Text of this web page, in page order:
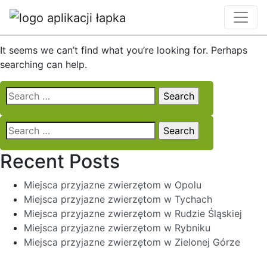
Nothing Found
It seems we can’t find what you’re looking for. Perhaps
searching can help.
Search
for:
Search
for:
Recent Posts
Miejsca przyjazne zwierzętom w Opolu
Miejsca przyjazne zwierzętom w Tychach
Miejsca przyjazne zwierzętom w Rudzie Śląskiej
Miejsca przyjazne zwierzętom w Rybniku
Miejsca przyjazne zwierzętom w Zielonej Górze